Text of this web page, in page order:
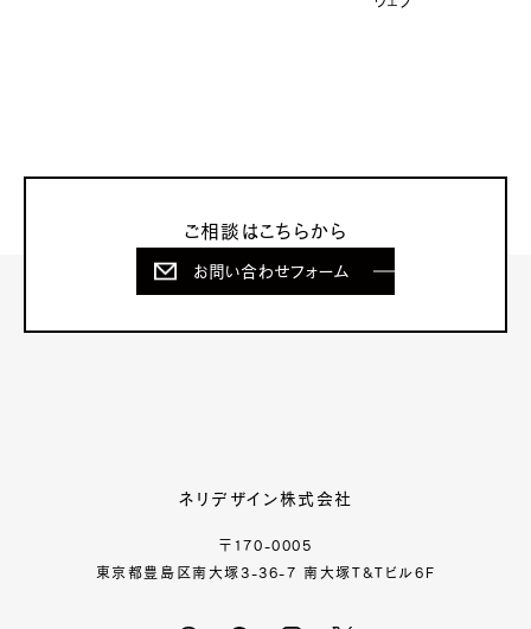
ご相談はこちらから
お問い合わせフォーム
ネリデザイン株式会社
〒170-0005
東京都豊島区南大塚3-36-7 南大塚T&Tビル6F